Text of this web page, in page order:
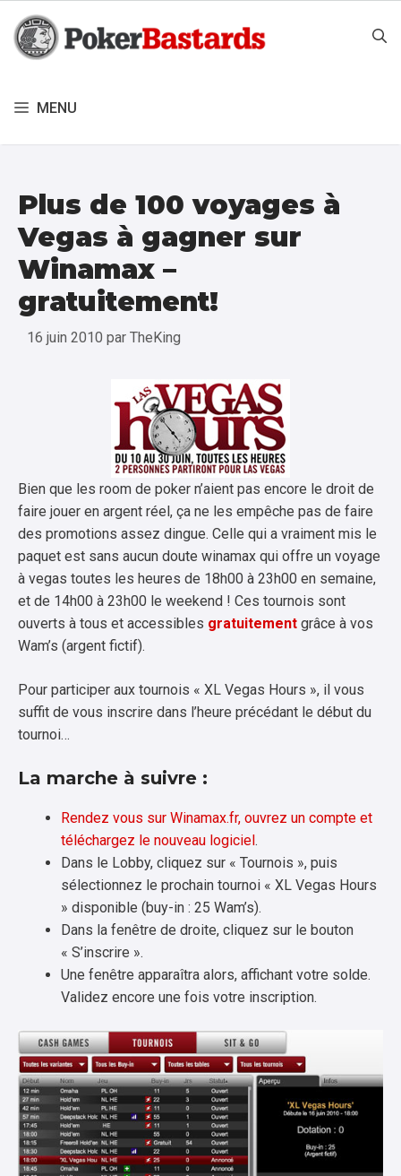
contenu
MENU
Plus de 100 voyages à
Vegas à gagner sur
Winamax –
gratuitement!
16 juin 2010 par TheKing
Bien que les room de poker n’aient pas encore le droit de
faire jouer en argent réel, ça ne les empêche pas de faire
des promotions assez dingue. Celle qui a vraiment mis le
paquet est sans aucun doute winamax qui offre un voyage
à vegas toutes les heures de 18h00 à 23h00 en semaine,
et de 14h00 à 23h00 le weekend ! Ces tournois sont
ouverts à tous et accessibles gratuitement grâce à vos
Wam’s (argent fictif).
Pour participer aux tournois « XL Vegas Hours », il vous
suffit de vous inscrire dans l’heure précédant le début du
tournoi…
La marche à suivre :
Rendez vous sur Winamax.fr, ouvrez un compte et
téléchargez le nouveau logiciel.
Dans le Lobby, cliquez sur « Tournois », puis
sélectionnez le prochain tournoi « XL Vegas Hours
» disponible (buy-in : 25 Wam’s).
Dans la fenêtre de droite, cliquez sur le bouton
« S’inscrire ».
Une fenêtre apparaîtra alors, affichant votre solde.
Validez encore une fois votre inscription.